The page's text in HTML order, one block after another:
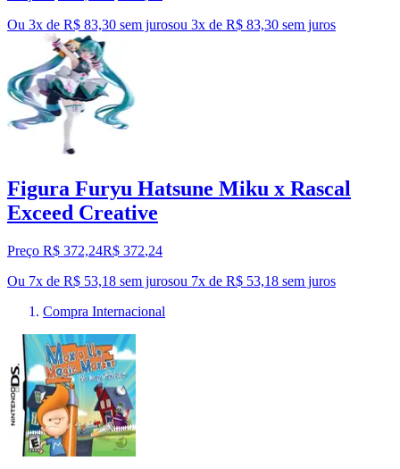
Ou 3x de R$ 83,30 sem jurosou 3x de R$ 83,30 sem juros
Figura Furyu Hatsune Miku x Rascal
Exceed Creative
Preço R$ 372,24R$ 372,24
Ou 7x de R$ 53,18 sem jurosou 7x de R$ 53,18 sem juros
Compra Internacional